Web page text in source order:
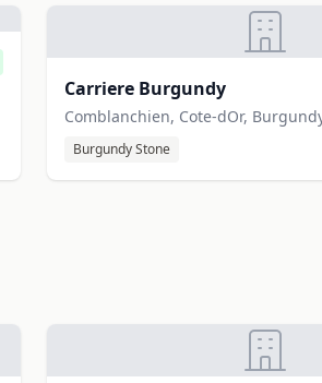
Carriere Burgundy
Comblanchien, Cote-dOr,
Burgundy Stone